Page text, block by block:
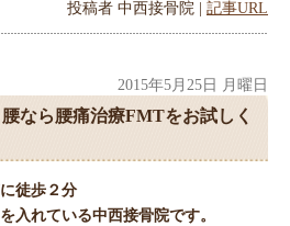
投稿者 中西接骨院 | 記事URL
2015年5月25日 月曜日
なら腰痛治療FMTをお試しく
に徒歩２分
入れている中西接骨院です。